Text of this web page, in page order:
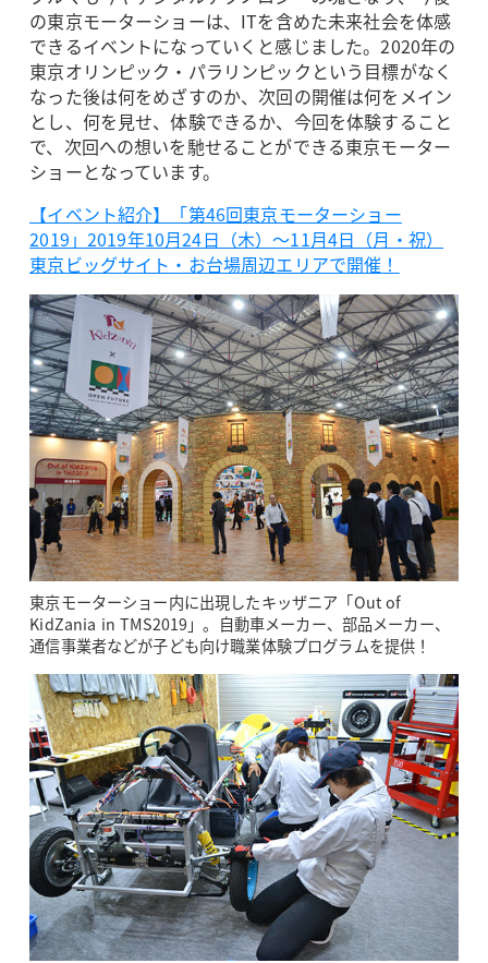
の東京モーターショーは、ITを含めた未来社会を体感
できるイベントになっていくと感じました。2020年の
東京オリンピック・パラリンピックという目標がなく
なった後は何をめざすのか、次回の開催は何をメイン
とし、何を見せ、体験できるか、今回を体験すること
で、次回への想いを馳せることができる東京モーター
ショーとなっています。
【イベント紹介】「第46回東京モーターショー
2019」2019年10月24日（木）～11月4日（月・祝）
東京ビッグサイト・お台場周辺エリアで開催！
東京モーターショー内に出現したキッザニア「Out of
KidZania in TMS2019」。自動車メーカー、部品メーカー、
通信事業者などが子ども向け職業体験プログラムを提供！